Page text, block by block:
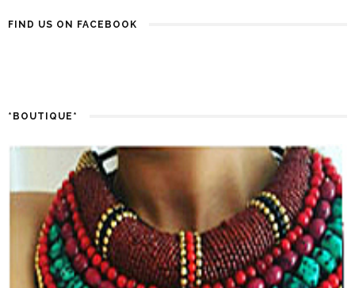
FIND US ON FACEBOOK
*BOUTIQUE*